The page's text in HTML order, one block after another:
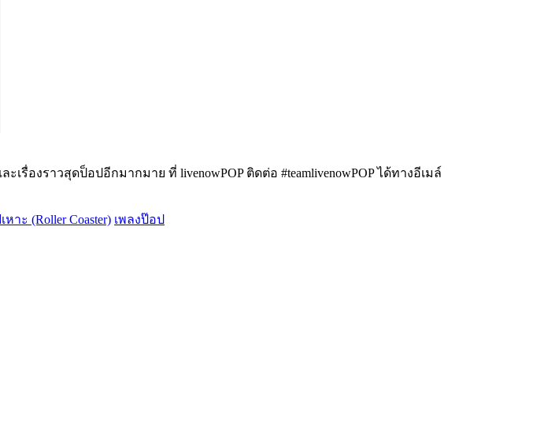
รื่องราวสุดป็อปอีกมากมาย ที่ livenowPOP ติดต่อ #teamlivenowPOP ได้ทางอีเมล์
หาะ (Roller Coaster) เพลงป๊อป